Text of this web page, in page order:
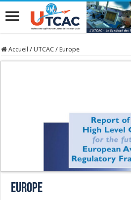
Accueil / UTCAC / Europe
Europe